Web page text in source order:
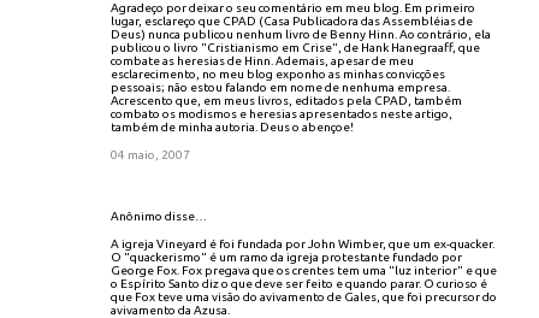
Agradeço por deixar o seu comentário em meu blog. Em primeiro
lugar, esclareço que CPAD (Casa Publicadora das Assembléias de
Deus) nunca publicou nenhum livro de Benny Hinn. Ao contrário, ela
publicou o livro "Cristianismo em Crise", de Hank Hanegraaff, que
combate as heresias de Hinn. Ademais, apesar de meu
esclarecimento, no meu blog exponho as minhas convicções
pessoais; não estou falando em nome de nenhuma empresa.
Acrescento que, em meus livros, editados pela CPAD, também
combato os modismos e heresias apresentados neste artigo,
também de minha autoria. Deus o abençoe!
04 maio, 2007
Anônimo disse…
A igreja Vineyard é foi fundada por John Wimber, que um ex-quacker.
O "quackerismo" é um ramo da igreja protestante fundado por
George Fox. Fox pregava que os crentes tem uma "luz interior" e que
o Espírito Santo diz o que deve ser feito e quando parar. O curioso é
que Fox teve uma visão do avivamento de Gales, que foi precursor do
avivamento da Azusa.